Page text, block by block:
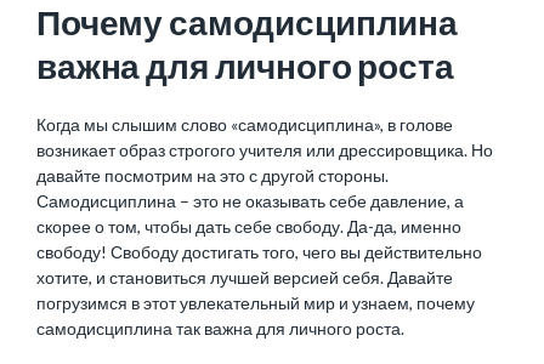
Почему самодисциплина
важна для личного роста
Когда мы слышим слово «самодисциплина», в голове
возникает образ строгого учителя или дрессировщика. Но
давайте посмотрим на это с другой стороны.
Самодисциплина – это не оказывать себе давление, а
скорее о том, чтобы дать себе свободу. Да-да, именно
свободу! Свободу достигать того, чего вы действительно
хотите, и становиться лучшей версией себя. Давайте
погрузимся в этот увлекательный мир и узнаем, почему
самодисциплина так важна для личного роста.